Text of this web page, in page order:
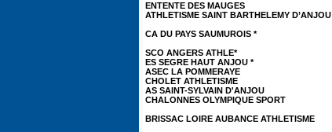
ENTENTE DES MAUGES
ATHLETISME SAINT BARTHELEMY D’ANJOU
CA DU PAYS SAUMUROIS *
SCO ANGERS ATHLE*
ES SEGRE HAUT ANJOU *
ASEC LA POMMERAYE
CHOLET ATHLETISME
AS SAINT-SYLVAIN D'ANJOU
CHALONNES OLYMPIQUE SPORT
BRISSAC LOIRE AUBANCE ATHLETISME